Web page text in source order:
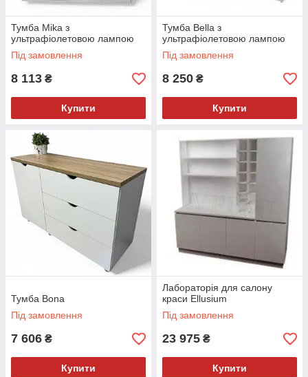
Тумба Mika з
ультрафіолетовою лампою
Під замовлення
8 113 ₴
Купити
Тумба Bella з
ультрафіолетовою лампою
Під замовлення
8 250 ₴
Купити
Тумба Bona
Під замовлення
7 606 ₴
Купити
Лабораторія для салону
краси Ellusium
Під замовлення
23 975 ₴
Купити